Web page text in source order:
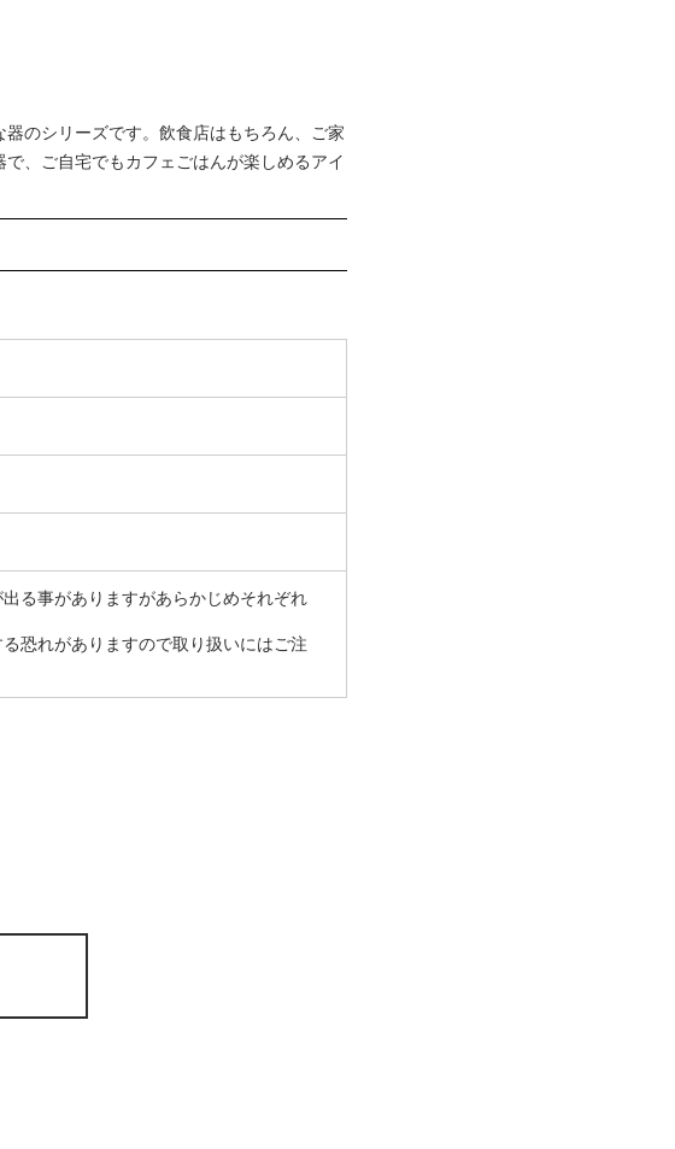
のシリーズです。飲食店はもちろん、ご家
、ご自宅でもカフェごはんが楽しめるアイ
る事がありますがあらかじめそれぞれ
恐れがありますので取り扱いにはご注